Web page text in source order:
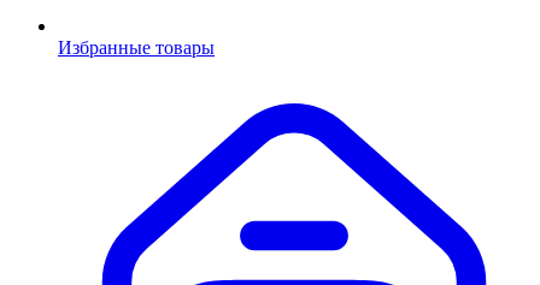
Избранные товары